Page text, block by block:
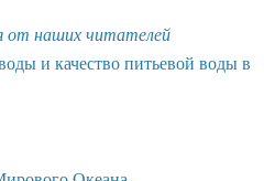
от наших читателей
и качество питьевой воды в